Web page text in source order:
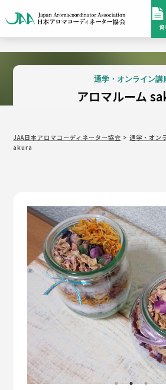
資
通学・オンライン講
アロマルーム
JAA日本アロマコーディネーター協会 >通学・オン
akura